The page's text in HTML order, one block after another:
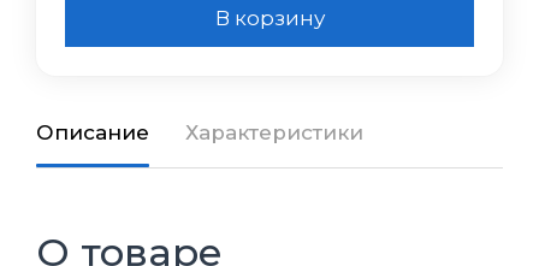
В корзину
Описание Характеристики
О товаре